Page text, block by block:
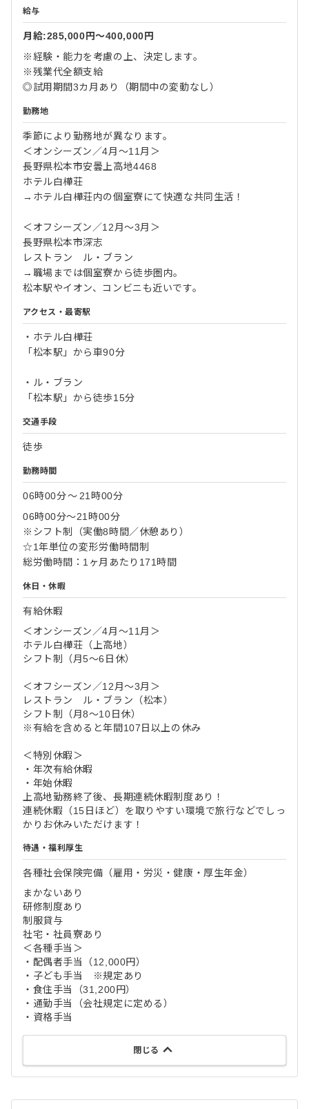
給与
月給:285,000円〜400,000円
※経験・能力を考慮の上、決定します。
※残業代全額支給
◎試用期間3カ月あり（期間中の変動なし）
勤務地
季節により勤務地が異なります。
＜オンシーズン／4月～11月＞
長野県松本市安曇上高地4468
ホテル白樺荘
→ホテル白樺荘内の個室寮にて快適な共同生活！
＜オフシーズン／12月～3月＞
長野県松本市深志
レストラン ル・ブラン
→職場までは個室寮から徒歩圏内。
松本駅やイオン、コンビニも近いです。
アクセス・最寄駅
・ホテル白樺荘
「松本駅」から車90分
・ル・ブラン
「松本駅」から徒歩15分
交通手段
徒歩
勤務時間
06時00分〜 21時00分
06時00分〜21時00分
※シフト制（実働8時間／休憩あり）
☆1年単位の変形労働時間制
総労働時間：1ヶ月あたり171時間
休日・休暇
有給休暇
＜オンシーズン／4月～11月＞
ホテル白樺荘（上高地）
シフト制（月5～6日休）
＜オフシーズン／12月～3月＞
レストラン ル・ブラン（松本）
シフト制（月8～10日休）
※有給を含めると年間107日以上の休み
＜特別休暇＞
・年次有給休暇
・年始休暇
上高地勤務終了後、長期連続休暇制度あり！
連続休暇（15日ほど）を取りやすい環境で旅行などでしっ
かりお休みいただけます！
待遇・福利厚生
各種社会保険完備（雇用・労災・健康・厚生年金）
まかないあり
研修制度あり
制服貸与
社宅・社員寮あり
＜各種手当＞
・配偶者手当（12,000円）
・子ども手当 ※規定あり
・食住手当（31,200円）
・通勤手当（会社規定に定める）
・資格手当
閉じる